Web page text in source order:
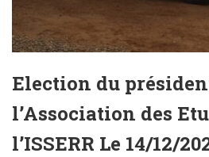
Election du
l’Association des
l’ISSERR Le 14/12/